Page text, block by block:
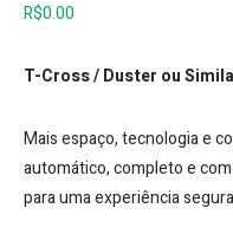
R$0.00
T-Cross / Duster ou
Mais espaço, tecnologia e
automático, completo e
para uma experiência